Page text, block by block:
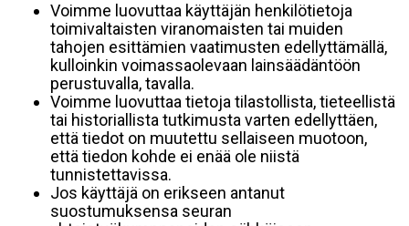
Voimme luovuttaa käyttäjän henkilötietoja
toimivaltaisten viranomaisten tai muiden
tahojen esittämien vaatimusten edellyttämällä,
kulloinkin voimassaolevaan lainsäädäntöön
perustuvalla, tavalla.
Voimme luovuttaa tietoja tilastollista, tieteellistä
tai historiallista tutkimusta varten edellyttäen,
että tiedot on muutettu sellaiseen muotoon,
että tiedon kohde ei enää ole niistä
tunnistettavissa.
Jos käyttäjä on erikseen antanut
suostumuksensa seuran